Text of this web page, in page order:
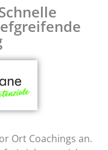
Ort Coachings an.